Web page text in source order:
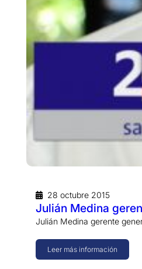
28 octubre 2015
Julián Medina
Julián Medina gerente
Leer más información